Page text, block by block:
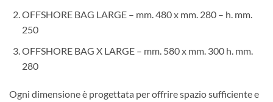
OFFSHORE BAG LARGE – mm. 480 x mm. 280 – h. mm.
250
OFFSHORE BAG X LARGE – mm. 580 x mm. 300 h. mm.
280
Ogni dimensione è progettata per offrire spazio sufficiente e